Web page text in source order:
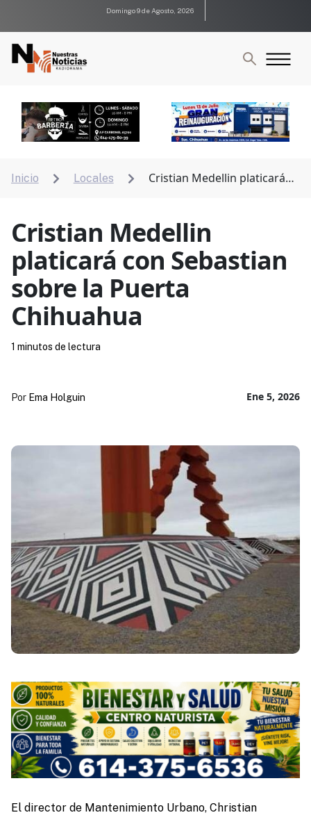
Domingo 9 de Agosto, 2026
Inicio  Locales 
Cristian Medellin platicará
Cristian Medellin
platicará con Sebastian
sobre la Puerta
Chihuahua
Ene 5, 2026
Por Ema Holguin
1 minutos de lectura
El director de Mantenimiento Urbano, Christian